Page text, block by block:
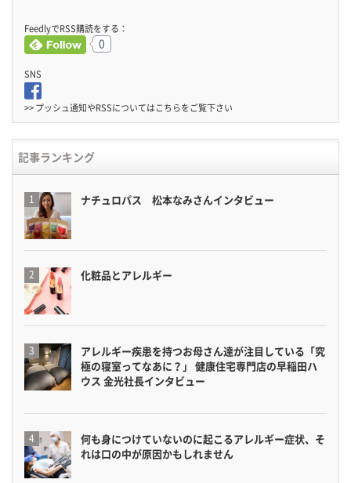
FeedlyでRSS購読をする：
0
SNS
>> プッシュ通知やRSSについてはこちらをご覧下さい
記事ランキング
ナチュロパス 松本なみさんインタビュー
化粧品とアレルギー
アレルギー疾患を持つお母さん達が注目している「究
極の寝室ってなあに？」 健康住宅専門店の早稲田ハ
ウス 金光社長インタビュー
何も身につけていないのに起こるアレルギー症状、そ
れは口の中が原因かもしれません